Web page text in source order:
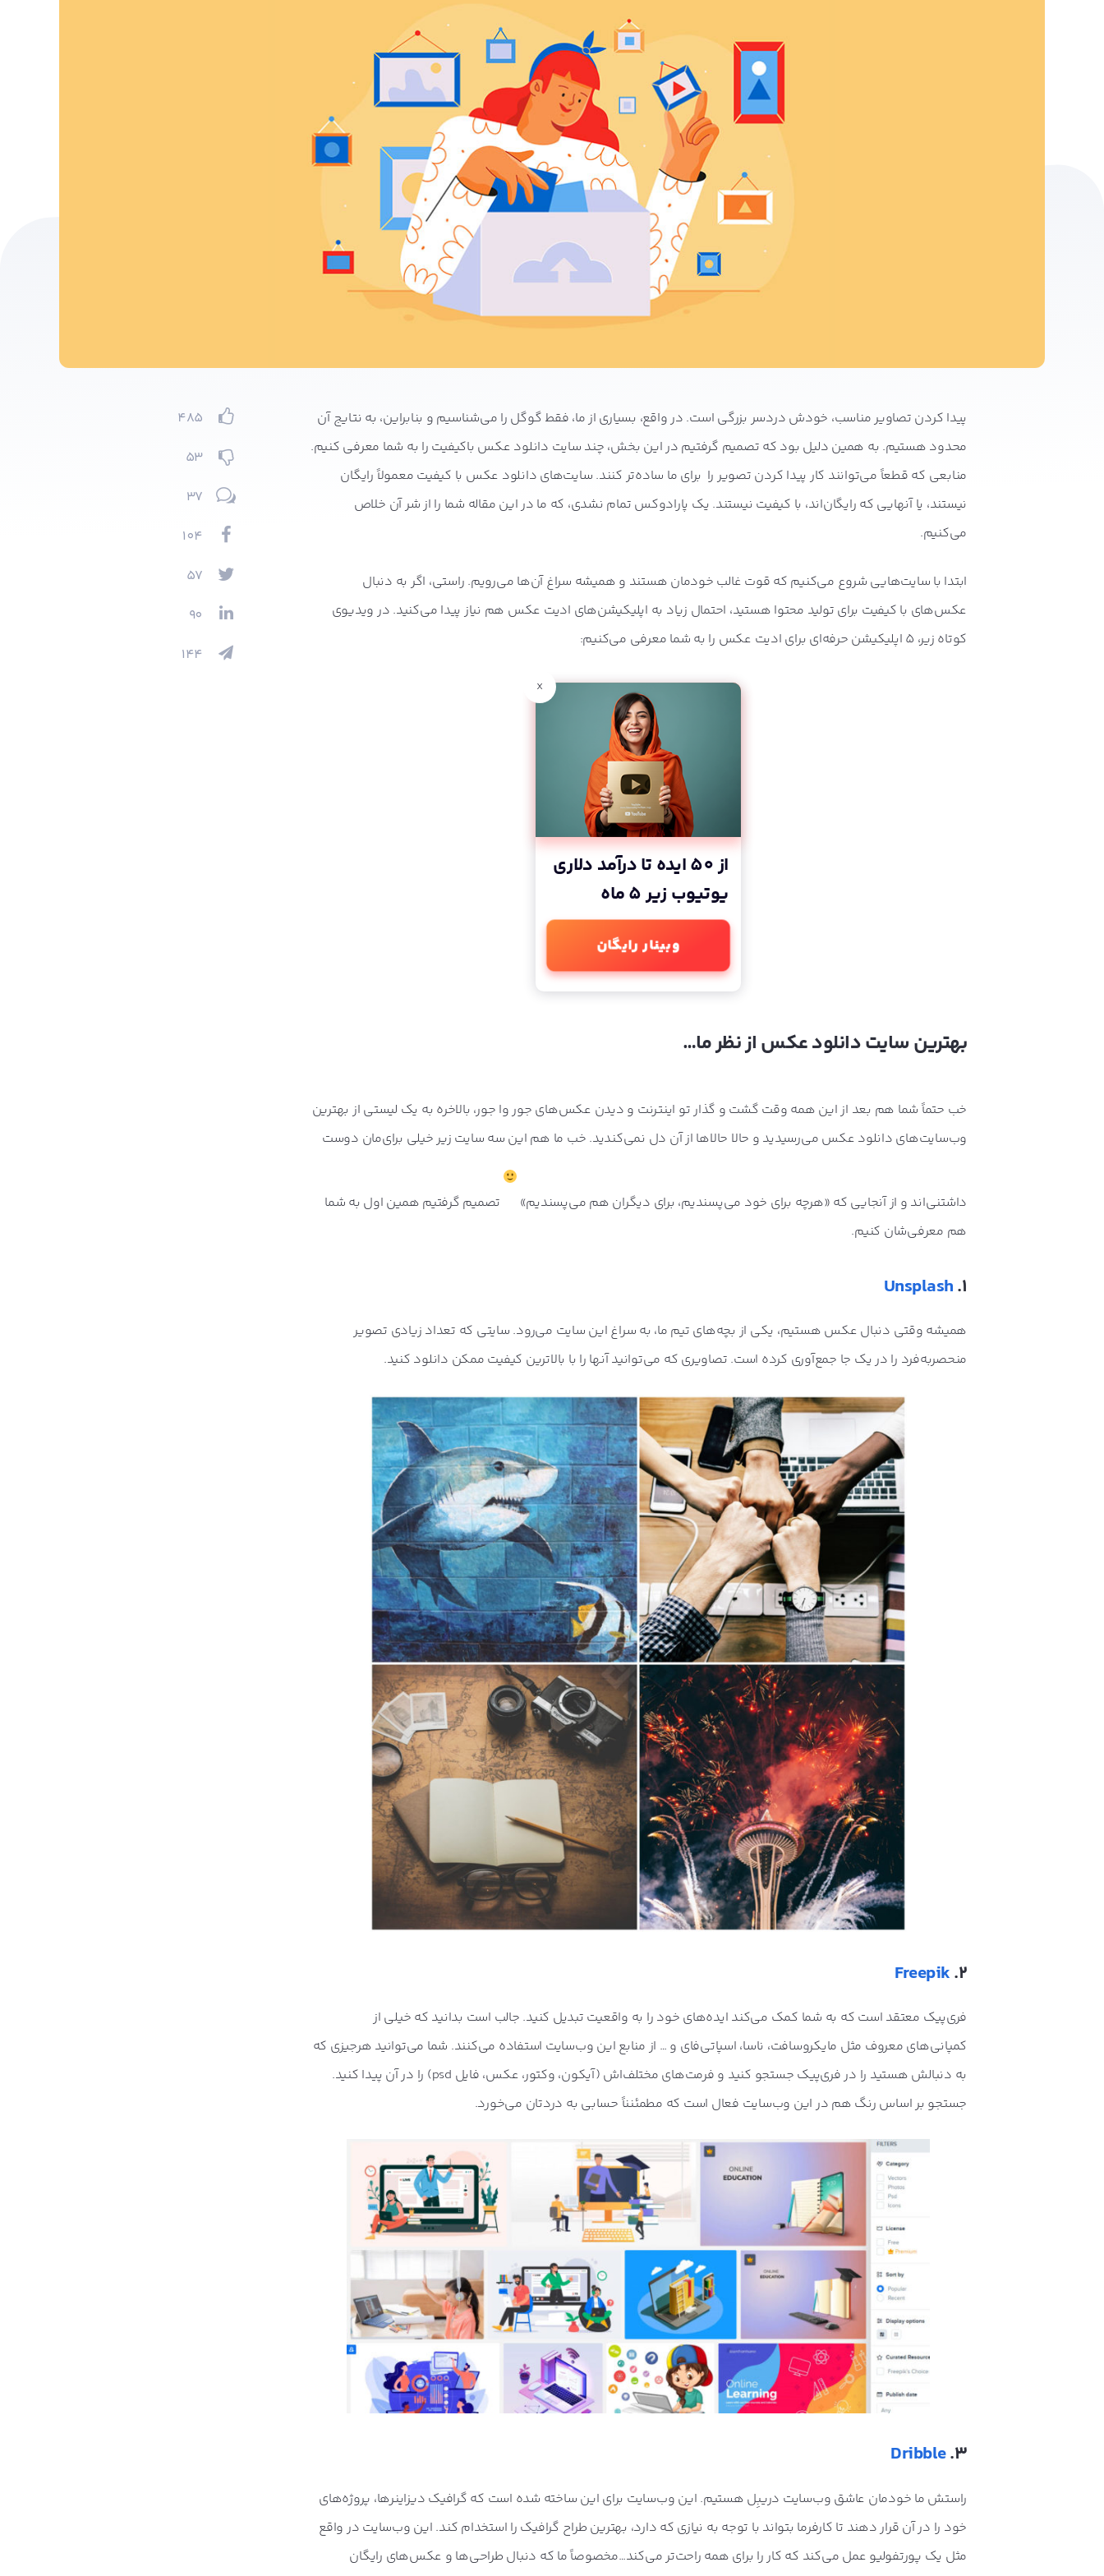
485
53
37
104
57
90
144
پیدا کردن تصاویر مناسب، خودش دردسر بزرگی است. در واقع، بسیاری از ما، فقط گوگل را می‌شناسیم و بنابراین، به نتایج آن
محدود هستیم. به همین دلیل بود که تصمیم گرفتیم در این بخش، چند سایت دانلود عکس باکیفیت را به شما معرفی کنیم.
منابعی که قطعاً می‌توانند کار پیدا کردن تصویر را برای ما ساده‌تر کنند. سایت‌های دانلود عکس با کیفیت معمولاً رایگان
نیستند، یا آنهایی که رایگان‌اند، با کیفیت نیستند. یک پارادوکس تمام نشدی، که ما در این مقاله شما را از شر آن خلاص
می‌کنیم.
ابتدا با سایت‌هایی شروع می‌کنیم که قوت غالب خودمان هستند و همیشه سراغ آن‌ها می‌رویم. راستی، اگر به دنبال
عکس‌های با کیفیت برای تولید محتوا هستید، احتمال زیاد به اپلیکیشن‌های ادیت عکس هم نیاز پیدا می‌کنید. در ویدیوی
کوتاه زیر، 5 اپلیکیشن حرفه‌ای برای ادیت عکس را به شما معرفی می‌کنیم:
x
از 50 ایده تا درآمد دلاری
یوتیوب زیر 5 ماه
وبینار رایگان
بهترین‌ سایت دانلود عکس از نظر ما…
خب حتماً شما هم بعد از این همه وقت گشت و گذار تو اینترنت و دیدن عکس‌های جور وا جور، بالاخره به یک لیستی از بهترین
وب‌سایت‌های دانلود عکس می‌رسیدید و حالا حالاها از آن دل نمی‌کندید. خب ما هم این سه سایت زیر خیلی برای‌مان دوست‌
داشتنی‌اند و از آنجایی که «هرچه برای خود می‌پسندیم، برای دیگران هم می‌پسندیم»
تصمیم گرفتیم همین اول به شما
هم معرفی‌شان کنیم.
1.
Unsplash
همیشه وقتی دنبال عکس هستیم، یکی از بچه‌های تیم ما، به سراغ این سایت می‌رود. سایتی که تعداد زیادی تصویر
منحصربه‌فرد را در یک جا جمع‌آوری کرده است. تصاویری که می‌توانید آنها را با بالاترین کیفیت ممکن دانلود کنید.
2.
Freepik
فری‌پیک معتقد است که به شما کمک می‌کند ایده‌های خود را به واقعیت تبدیل کنید. جالب است بدانید که خیلی از
کمپانی‌های معروف مثل مایکروسافت، ناسا، اسپاتی‌فای و … از منابع این وب‌سایت استفاده می‌کنند. شما می‌توانید هرجیزی که
به دنبالش هستید را در فری‌پیک جستجو کنید و فرمت‌های مختلف‌اش (آیکون، وکتور، عکس، فایل psd) را در آن پیدا کنید.
جستجو بر اساس رنگ هم در این وب‌سایت فعال است که مطمئنناً حسابی به دردتان می‌خورد.
3.
Dribble
راستش ما خودمان عاشق وب‌سایت دریبِل هستیم. این وب‌سایت برای این ساخته شده است که گرافیک دیزاینرها، پروژه‌های
خود را در آن قرار دهند تا کارفرما بتواند با توجه به نیازی که دارد، بهترین طراح گرافیک را استخدام کند. این وب‌سایت در واقع
مثل یک پورتفولیو عمل می‌کند که کار را برای همه راحت‌تر می‌کند…مخصوصاً ما که دنبال طراحی‌ها و عکس‌های رایگان